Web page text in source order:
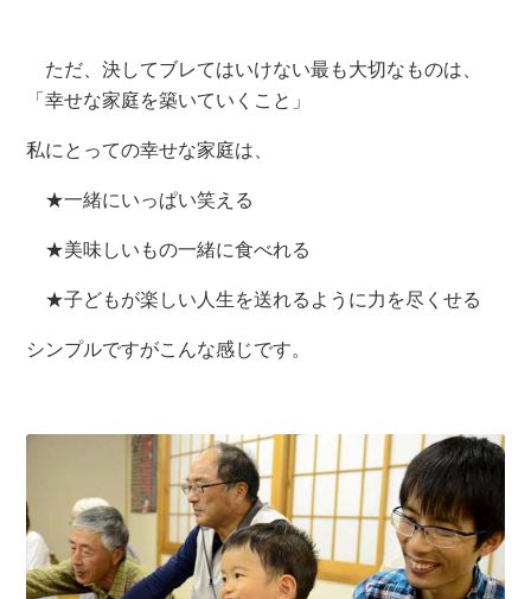
ただ、決してブレてはいけない最も大切なものは、
「幸せな家庭を築いていくこと」
私にとっての幸せな家庭は、
★一緒にいっぱい笑える
★美味しいもの一緒に食べれる
★子どもが楽しい人生を送れるように力を尽くせる
シンプルですがこんな感じです。